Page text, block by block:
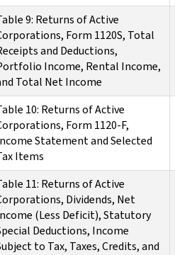
9: Returns of Active
Form 1120S, Total
and Deductions,
Income, Rental Income,
Total Net Income
10: Returns of Active
Form 1120-F,
Statement and Selected
Items
11: Returns of Active
Dividends, Net
(Less Deficit), Statutory
Deductions, Income
to Tax, Taxes, Credits, and